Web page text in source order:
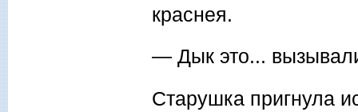
краснея.
— Дык это...
Старушка пригнула